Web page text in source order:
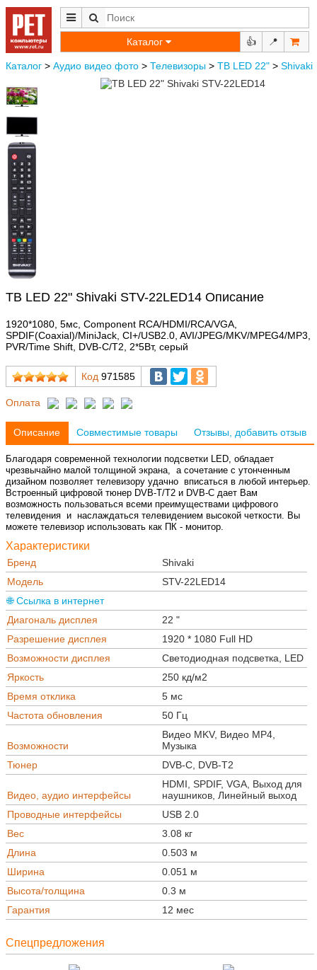
Каталог 👍 📍
Каталог > Аудио видео фото > Телевизоры > ТВ LED 22" > Shivaki
ТВ LED 22" Shivaki STV-22LED14 Описание
1920*1080, 5мс, Component RCA/HDMI/RCA/VGA,
SPDIF(Coaxial)/MiniJack, CI+/USB2.0, AVI/JPEG/MKV/MPEG4/MP3,
PVR/Time Shift, DVB-C/T2, 2*5Вт, серый
Код 971585
Оплата
Описание Совместимые товары Отзывы, добавить отзыв
Благодаря современной технологии подсветки LED, обладает
чрезвычайно малой толщиной экрана, а сочетание с утонченным
дизайном позволяет телевизору удачно вписаться в любой интерьер.
Встроенный цифровой тюнер DVB-T/Т2 и DVB-C дает Вам
возможность пользоваться всеми преимуществами цифрового
телевидения и наслаждаться телевидением высокой четкости. Вы
можете телевизор использовать как ПК - монитор.
Характеристики
Бренд
Shivaki
Модель
STV-22LED14
🌐 Ссылка в интернет
Диагональ дисплея
22 "
Разрешение дисплея
1920 * 1080 Full HD
Возможности дисплея
Светодиодная подсветка, LED
Яркость
250 кд/м2
Время отклика
5 мс
Частота обновления
50 Гц
Возможности
Видео MKV, Видео MP4,
Музыка
Тюнер
DVB-C, DVB-T2
Видео, аудио интерфейсы
HDMI, SPDIF, VGA, Выход для
наушников, Линейный выход
Проводные интерфейсы
USB 2.0
Вес
3.08 кг
Длина
0.503 м
Ширина
0.051 м
Высота/толщина
0.3 м
Гарантия
12 мес
Спецпредложения